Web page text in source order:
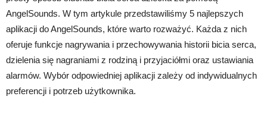
AngelSounds. W tym artykule przedstawiliśmy 5 najlepszych
aplikacji do AngelSounds, które warto rozważyć. Każda z nich
oferuje funkcje nagrywania i przechowywania historii bicia serca,
dzielenia się nagraniami z rodziną i przyjaciółmi oraz ustawiania
alarmów. Wybór odpowiedniej aplikacji zależy od indywidualnych
preferencji i potrzeb użytkownika.